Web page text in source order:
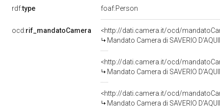
rdf:type foaf:Person
ocd:rif_mandatoCamera
<http://dati.camera.it/ocd/
Mandato Camera di SAVERIO
<http://dati.camera.it/ocd/
Mandato Camera di SAVERIO
<http://dati.camera.it/ocd/
Mandato Camera di SAVERIO